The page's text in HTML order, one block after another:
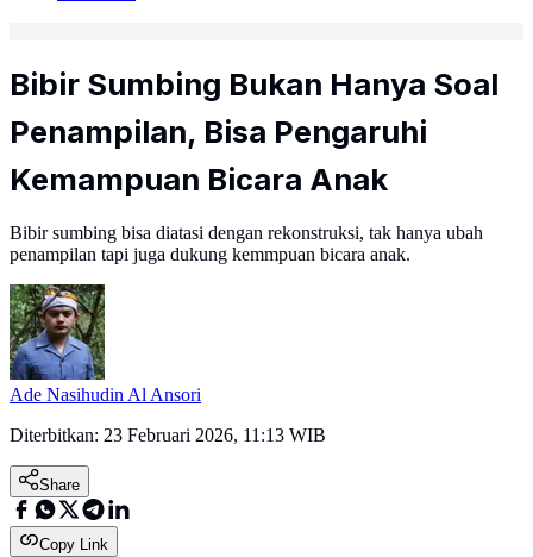
Bibir Sumbing Bukan Hanya Soal
Penampilan, Bisa Pengaruhi
Kemampuan Bicara Anak
Bibir sumbing bisa diatasi dengan rekonstruksi, tak hanya ubah
penampilan tapi juga dukung kemmpuan bicara anak.
Ade Nasihudin Al Ansori
Diterbitkan: 23 Februari 2026, 11:13 WIB
Share
Copy Link